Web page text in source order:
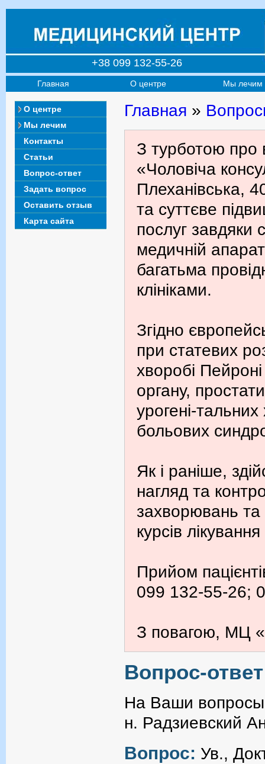
+38 099 132-55-26
Главная О центре Мы лечим
О центре
Мы лечим
Контакты
Статьи
Вопрос-ответ
Задать вопрос
Оставить отзыв
Карта сайта
Главная »
З турботою про
«Чоловіча
Плеханівська,
та суттєве
послуг завдяки
медичній
багатьма
клініками.
Згідно
при статевих
хворобі
органу,
урогені-
больових
Як і раніше,
нагляд та
захворювань
курсів лікування
Прийом
099 132-55-26;
З повагою, МЦ
Вопрос-
На Ваши вопросы
н. Радзиевский
Вопрос: Ув.,